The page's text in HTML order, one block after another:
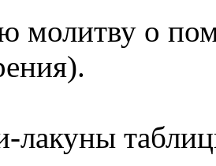
молитву о
лакуны